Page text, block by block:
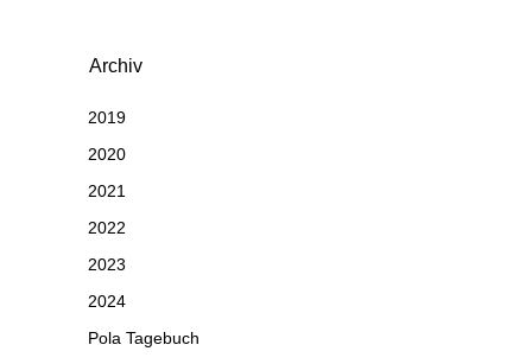
Archiv
2019
2020
2021
2022
2023
2024
Pola Tagebuch